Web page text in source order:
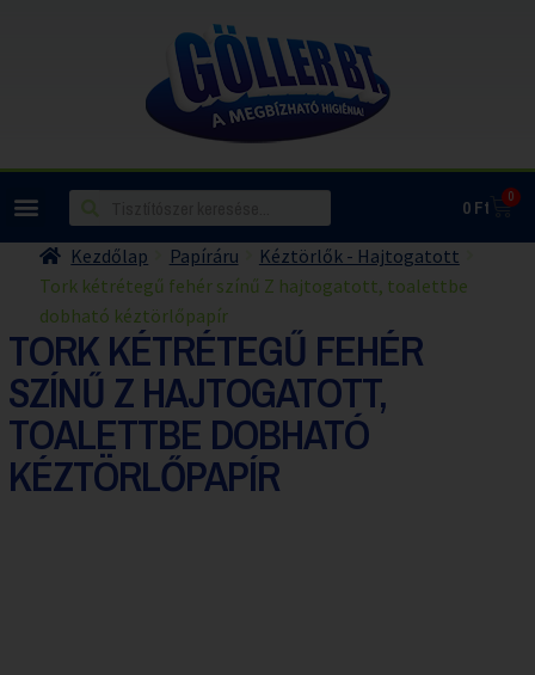
0Ft 0
Kezdőlap Papíráru
Kéztörlők - Hajtogatott
Tork kétrétegű fehér színű Z hajtogatott, toalettbe
dobható kéztörlőpapír
TORK KÉTRÉTEGŰ FEHÉR
SZÍNŰ Z HAJTOGATOTT,
TOALETTBE DOBHATÓ
KÉZTÖRLŐPAPÍR